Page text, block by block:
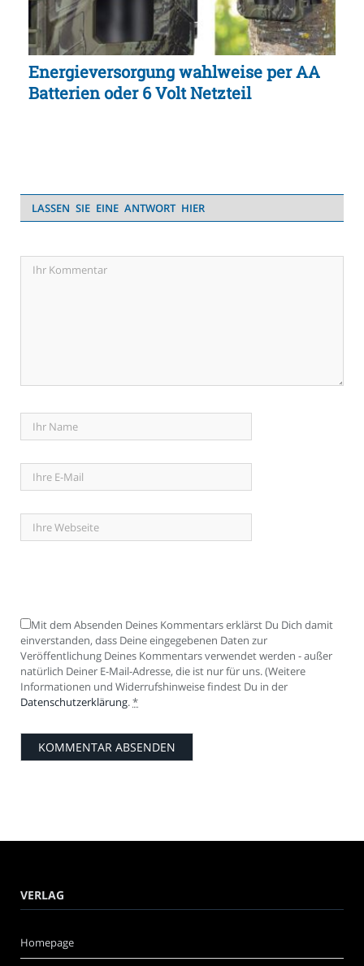
Energieversorgung wahlweise per AA
Batterien oder 6 Volt Netzteil
LASSEN SIE EINE ANTWORT HIER
Mit dem Absenden Deines Kommentars erklärst Du Dich damit
einverstanden, dass Deine eingegebenen Daten zur
Veröffentlichung Deines Kommentars verwendet werden - außer
natürlich Deiner E-Mail-Adresse, die ist nur für uns. (Weitere
Informationen und Widerrufshinweise findest Du in der
Datenschutzerklärung.*
VERLAG
Homepage